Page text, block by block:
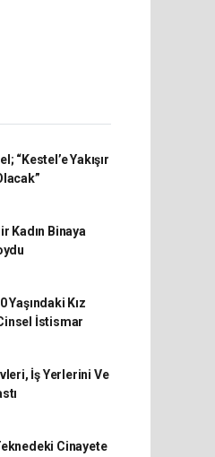
“Kestel’e Yakışır
Kadın Binaya
Yaşındaki Kız
İstismar
İş Yerlerini Ve
Cinayete